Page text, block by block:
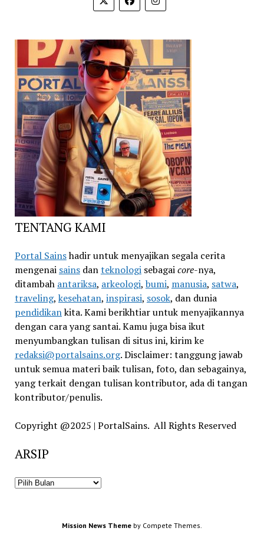
TENTANG KAMI
Portal Sainshadir untuk menyajikan segala cerita
mengenai sainsdanteknologisebagaicore-nya,
ditambah antariksa, arkeologi, bumi, manusia, satwa,
traveling, kesehatan, inspirasi, sosok, dan dunia
pendidikankita. Kami berikhtiar untuk menyajikannya
dengan cara yang santai. Kamu juga bisa ikut
menyumbangkan tulisan di situs ini, kirim ke
redaksi@portalsains.org. Disclaimer: tanggung jawab
untuk semua materi baik tulisan, foto, dan sebagainya,
yang terkait dengan tulisan kontributor, ada di tangan
kontributor/penulis.
Copyright @2025 | PortalSains. All Rights Reserved
ARSIP
ARSIP
Mission News Theme by Compete Themes.